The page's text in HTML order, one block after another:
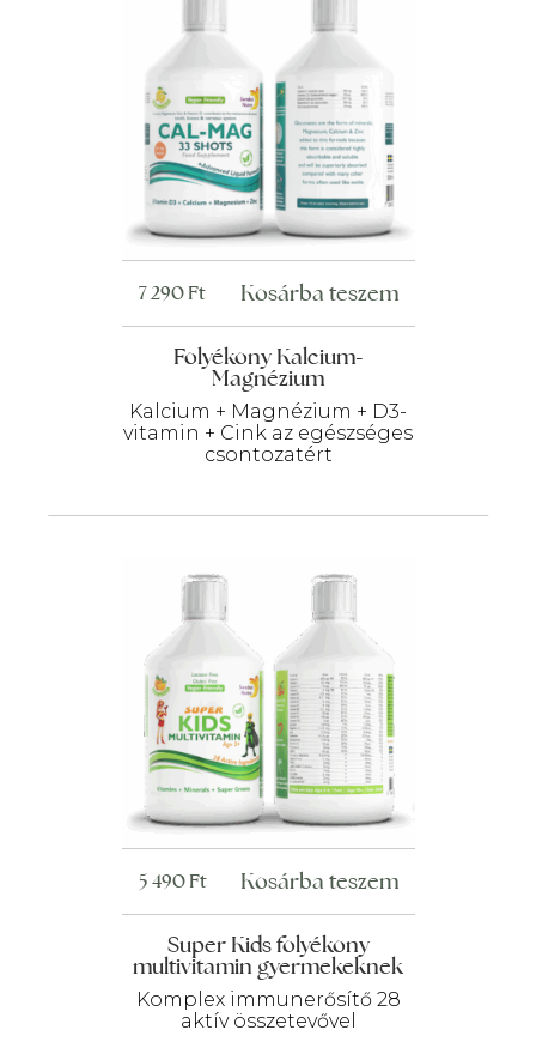
Folyékony Kalcium-
Magnézium
Kalcium + Magnézium + D3-
vitamin + Cink az egészséges
csontozatért
7 290Ft Kosárba teszem
Super Kids folyékony
multivitamin gyermekeknek
Komplex immunerősítő 28
aktív összetevővel
5 490Ft Kosárba teszem